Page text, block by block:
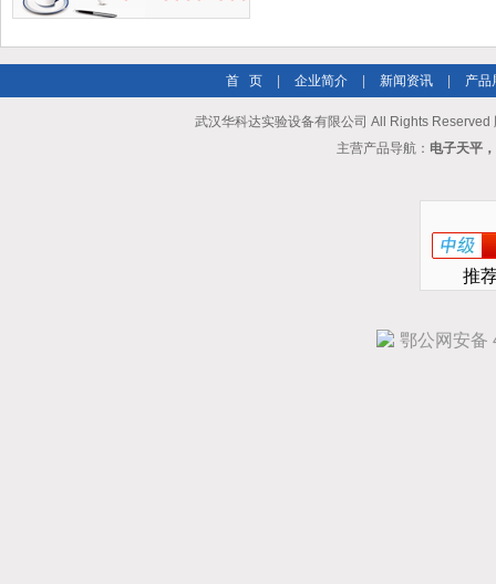
首 页 企业简介 新闻资讯 产品
武汉华科达实验设备有限公司 All Rights Reserved
主营产品导航： 电子天平
推
鄂公网安备